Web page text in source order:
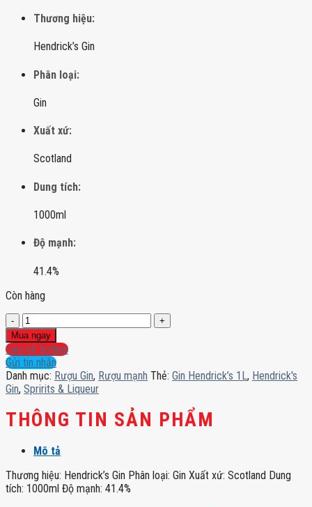
Thương hiệu:
Hendrick’s Gin
Phân loại:
Gin
Xuất xứ:
Scotland
Dung tích:
1000ml
Độ mạnh:
41.4%
Còn hàng
Gin
Hendrick’s
1L
số
lượng
Mua ngay
Liên hệ hotline
Gửi tin nhắn
Danh mục: Rượu Gin, Rượu mạnh Thẻ: Gin Hendrick’s 1L, Hendrick's
Gin, Spririts & Liqueur
THÔNG TIN SẢN PHẨM
Mô tả
Thương hiệu: Hendrick’s Gin Phân loại: Gin Xuất xứ: Scotland Dung
tích: 1000ml Độ mạnh: 41.4%